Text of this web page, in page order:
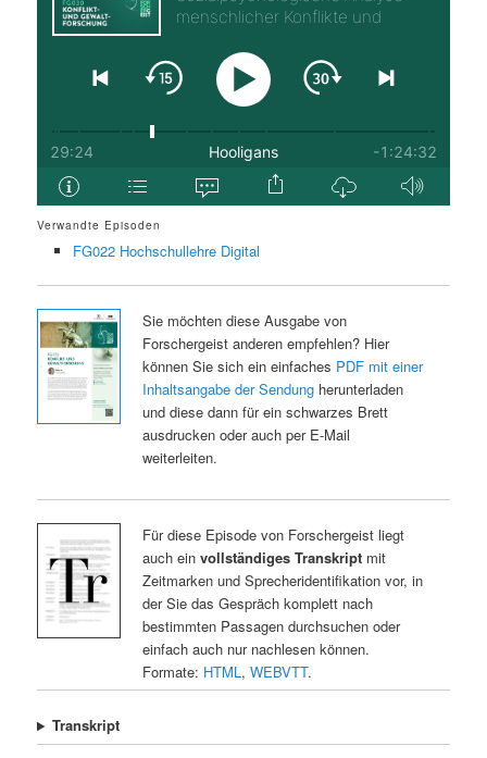
Verwandte Episoden
FG022 Hochschullehre Digital
Sie möchten diese Ausgabe von
Forschergeist anderen empfehlen? Hier
können Sie sich ein einfaches PDF mit einer
Inhaltsangabe der Sendungherunterladen
und diese dann für ein schwarzes Brett
ausdrucken oder auch per E-Mail
weiterleiten.
Für diese Episode von Forschergeist liegt
auch ein vollständiges Transkriptmit
Zeitmarken und Sprecheridentifikation vor, in
der Sie das Gespräch komplett nach
bestimmten Passagen durchsuchen oder
einfach auch nur nachlesen können.
Formate: HTML , WEBVTT.
Transkript